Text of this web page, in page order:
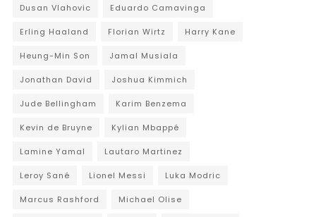
Dusan Vlahovic Eduardo Camavinga
Erling Haaland Florian Wirtz Harry Kane
Heung-Min Son Jamal Musiala
Jonathan David Joshua Kimmich
Jude Bellingham Karim Benzema
Kevin de Bruyne Kylian Mbappé
Lamine Yamal Lautaro Martinez
Leroy Sané Lionel Messi Luka Modric
Marcus Rashford Michael Olise